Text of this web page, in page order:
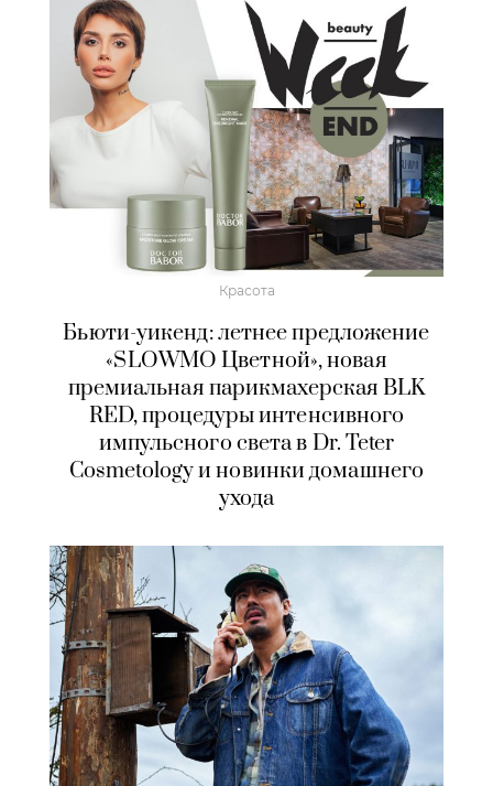
Красота
Бьюти-уикенд: летнее предложение
«SLOWMO Цветной», новая
премиальная парикмахерская BLK
RED, процедуры интенсивного
импульсного света в Dr. Teter
Cosmetology и новинки домашнего
ухода